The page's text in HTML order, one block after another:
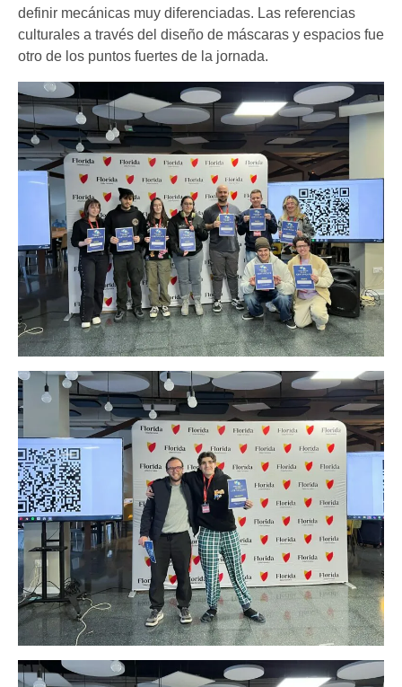
definir mecánicas muy diferenciadas. Las referencias
culturales a través del diseño de máscaras y espacios fue
otro de los puntos fuertes de la jornada.